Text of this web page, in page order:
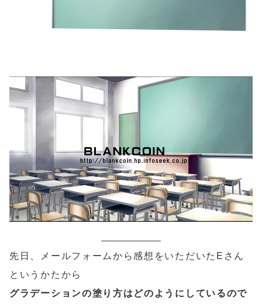
先日、メールフォームから感想をいただいたEさん
というかたから
グラデーションの塗り方はどのようにしているので